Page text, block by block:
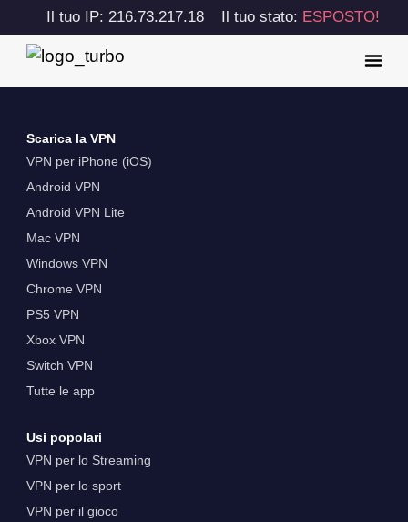
Il tuo IP: 216.73.217.18 Il tuo stato: ESPOSTO!
Scarica la VPN
VPN per iPhone (iOS)
Android VPN
Android VPN Lite
Mac VPN
Windows VPN
Chrome VPN
PS5 VPN
Xbox VPN
Switch VPN
Tutte le app
Usi popolari
VPN per lo Streaming
VPN per lo sport
VPN per il gioco